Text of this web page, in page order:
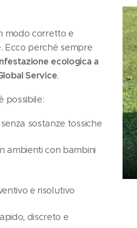
modo corretto e
perché sempre
ecologica a
Service.
possibile:
sostanze tossiche
ambienti con bambini
e risolutivo
discreto e